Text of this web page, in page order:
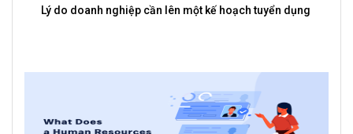
3 Cách Để Nhân Viên Chủ Động Hơn Trong Công Việc